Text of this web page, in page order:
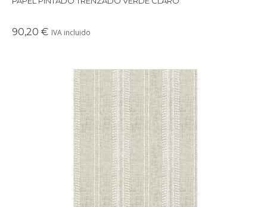
90,20 € IVA incluido
Papel pintado con un dibujo único que simula un bordado
hacho manualmente.